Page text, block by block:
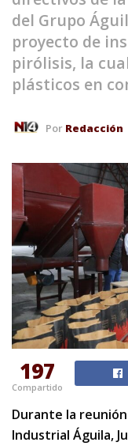
del Grupo
proyecto de
pirólisis, la
plásticos en
Por Redacción
197
Compartido
Durante la
Industrial Águila,